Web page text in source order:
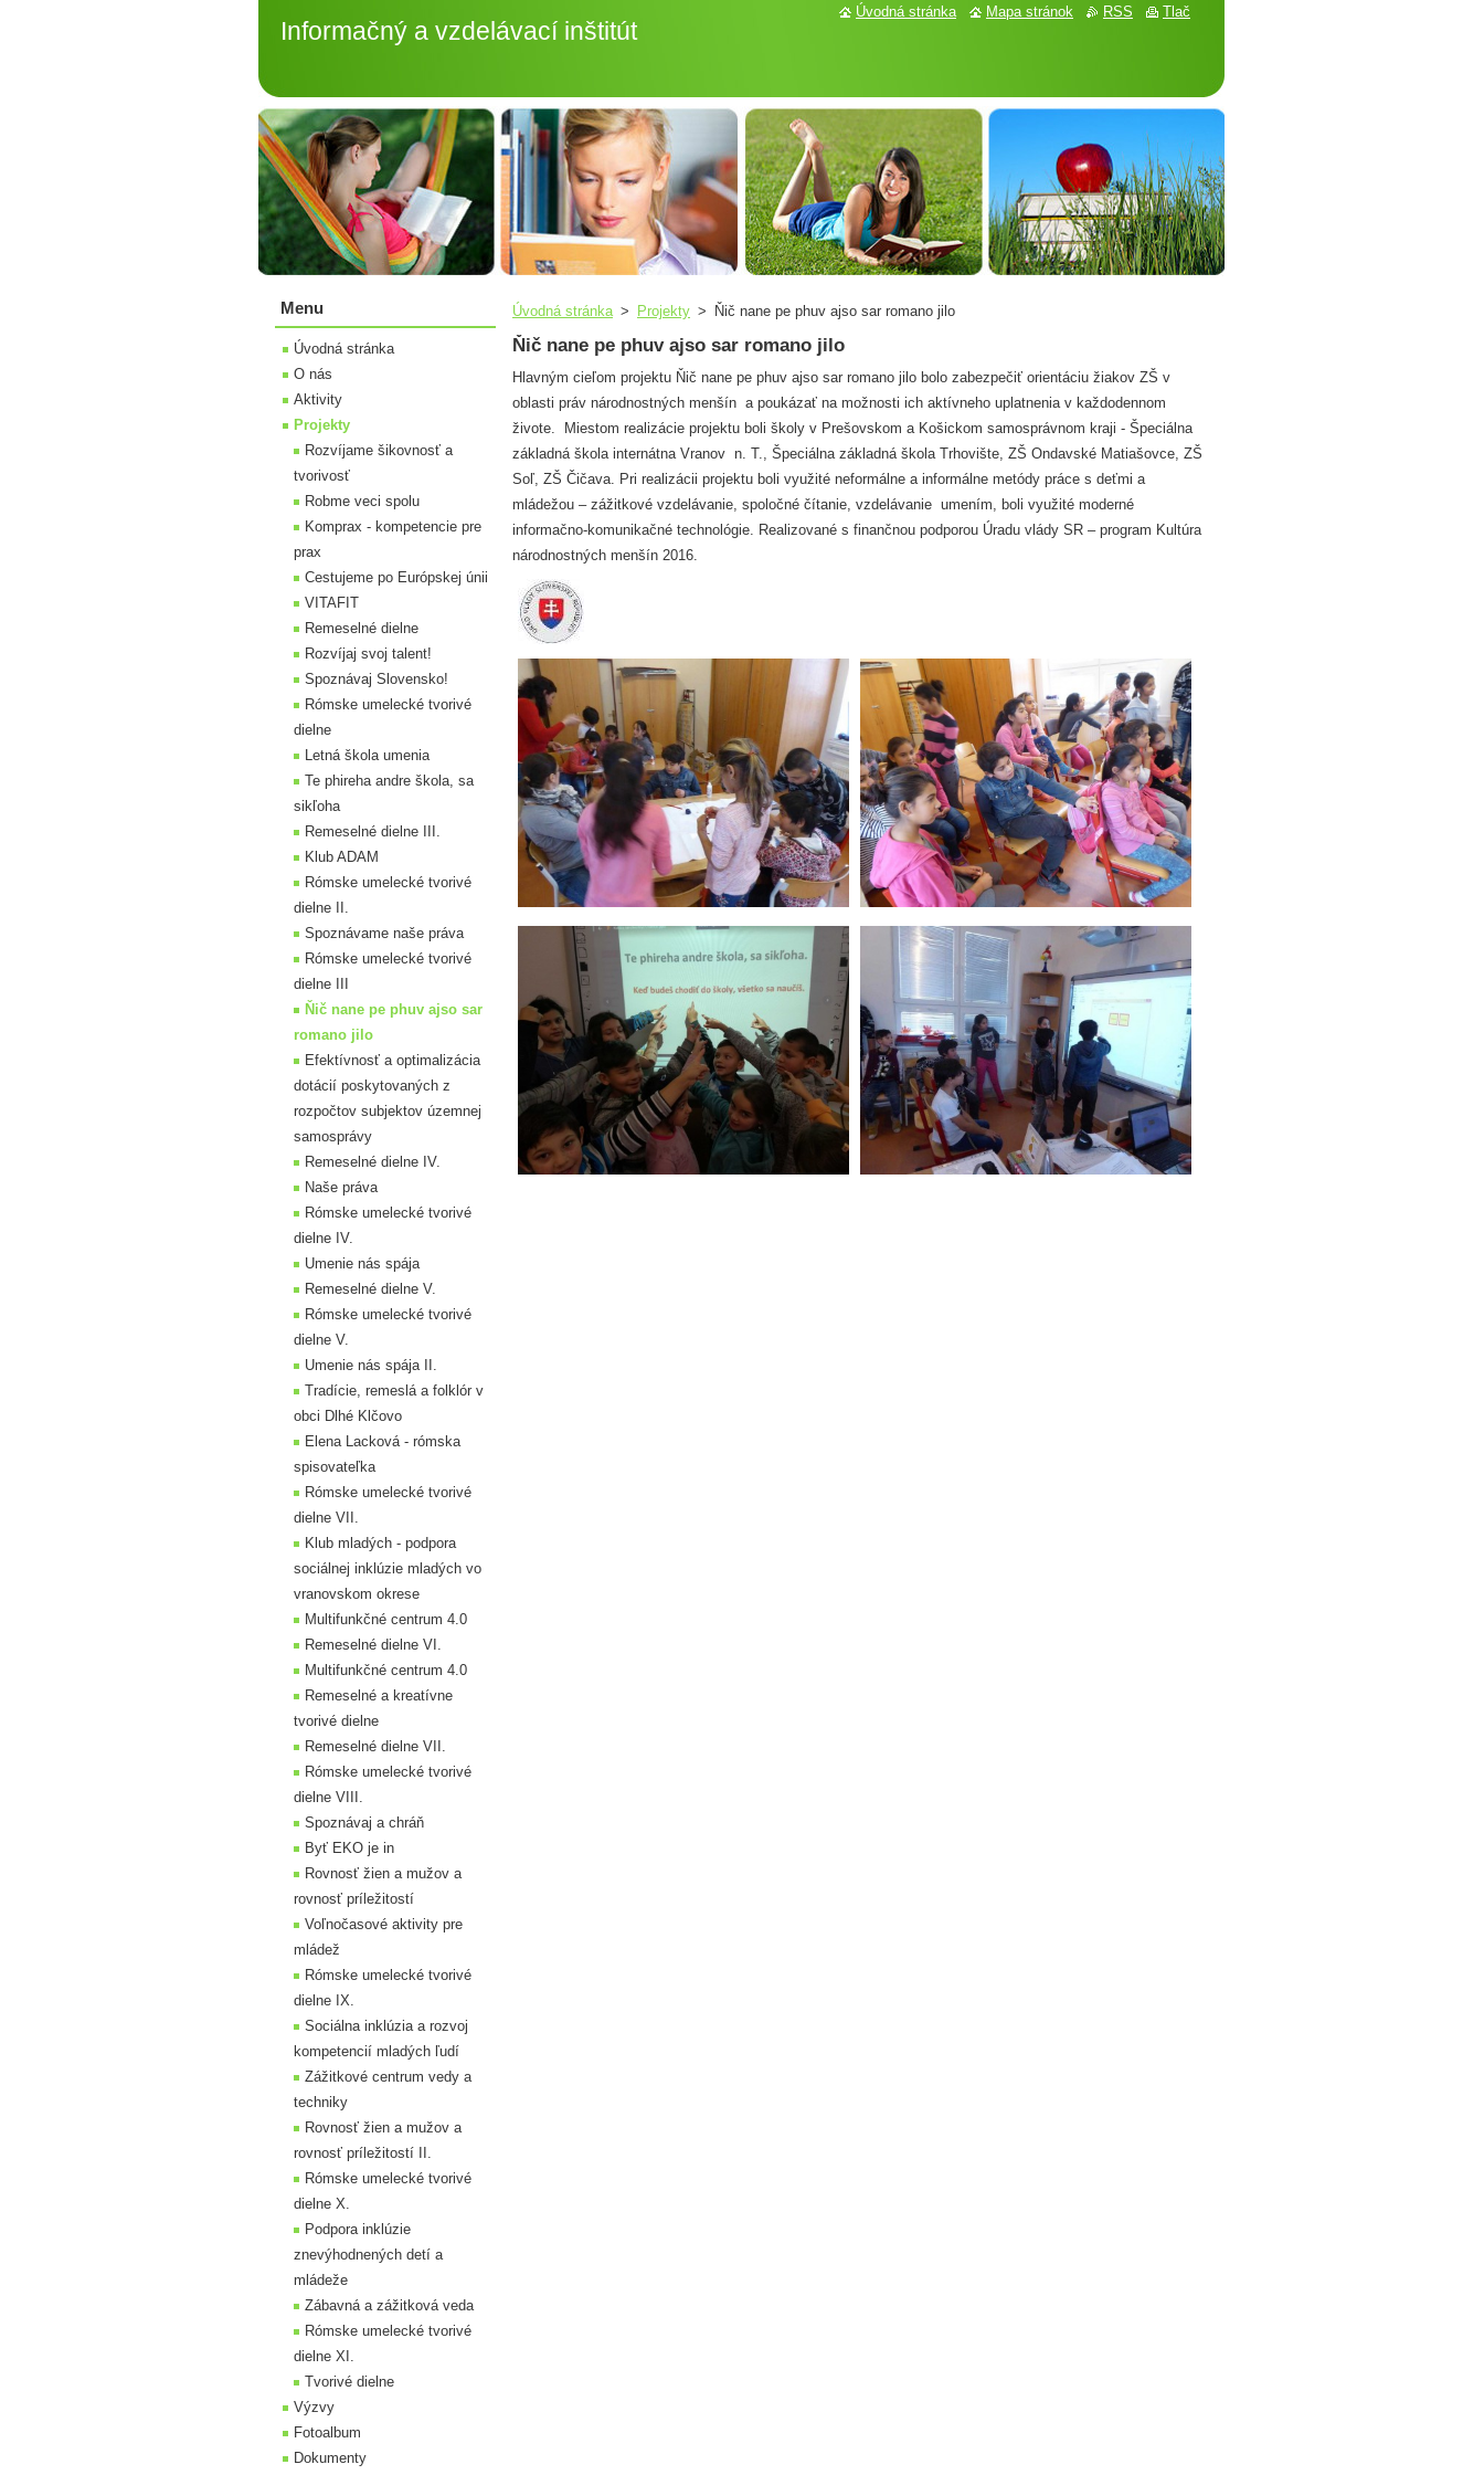
Informačný a vzdelávací inštitút
Úvodná stránka > Projekty > Ňič nane pe phuv ajso sar romano jilo
Ňič nane pe phuv ajso sar romano jilo
Hlavným cieľom projektu Ňič nane pe phuv ajso sar romano jilo bolo zabezpečiť orientáciu žiakov ZŠ v
oblasti práv národnostných menšín a poukázať na možnosti ich aktívneho uplatnenia v každodennom
živote. Miestom realizácie projektu boli školy v Prešovskom a Košickom samosprávnom kraji - Špeciálna
základná škola internátna Vranov n. T., Špeciálna základná škola Trhovište, ZŠ Ondavské Matiašovce, ZŠ
Soľ, ZŠ Čičava. Pri realizácii projektu boli využité neformálne a informálne metódy práce s deťmi a
mládežou – zážitkové vzdelávanie, spoločné čítanie, vzdelávanie umením, boli využité moderné
informačno-komunikačné technológie. Realizované s finančnou podporou Úradu vlády SR – program Kultúra
národnostných menšín 2016.
Menu
Úvodná stránka
O nás
Aktivity
Projekty
Rozvíjame šikovnosť a
tvorivosť
Robme veci spolu
Komprax - kompetencie pre
prax
Cestujeme po Európskej únii
VITAFIT
Remeselné dielne
Rozvíjaj svoj talent!
Spoznávaj Slovensko!
Rómske umelecké tvorivé
dielne
Letná škola umenia
Te phireha andre škola, sa
sikľoha
Remeselné dielne III.
Klub ADAM
Rómske umelecké tvorivé
dielne II.
Spoznávame naše práva
Rómske umelecké tvorivé
dielne III
Ňič nane pe phuv ajso sar
romano jilo
Efektívnosť a optimalizácia
dotácií poskytovaných z
rozpočtov subjektov územnej
samosprávy
Remeselné dielne IV.
Naše práva
Rómske umelecké tvorivé
dielne IV.
Umenie nás spája
Remeselné dielne V.
Rómske umelecké tvorivé
dielne V.
Umenie nás spája II.
Tradície, remeslá a folklór v
obci Dlhé Klčovo
Elena Lacková - rómska
spisovateľka
Rómske umelecké tvorivé
dielne VII.
Klub mladých - podpora
sociálnej inklúzie mladých vo
vranovskom okrese
Multifunkčné centrum 4.0
Remeselné dielne VI.
Multifunkčné centrum 4.0
Remeselné a kreatívne
tvorivé dielne
Remeselné dielne VII.
Rómske umelecké tvorivé
dielne VIII.
Spoznávaj a chráň
Byť EKO je in
Rovnosť žien a mužov a
rovnosť príležitostí
Voľnočasové aktivity pre
mládež
Rómske umelecké tvorivé
dielne IX.
Sociálna inklúzia a rozvoj
kompetencií mladých ľudí
Zážitkové centrum vedy a
techniky
Rovnosť žien a mužov a
rovnosť príležitostí II.
Rómske umelecké tvorivé
dielne X.
Podpora inklúzie
znevýhodnených detí a
mládeže
Zábavná a zážitková veda
Rómske umelecké tvorivé
dielne XI.
Tvorivé dielne
Výzvy
Fotoalbum
Dokumenty
Úvodná stránka Mapa stránok RSS Tlač